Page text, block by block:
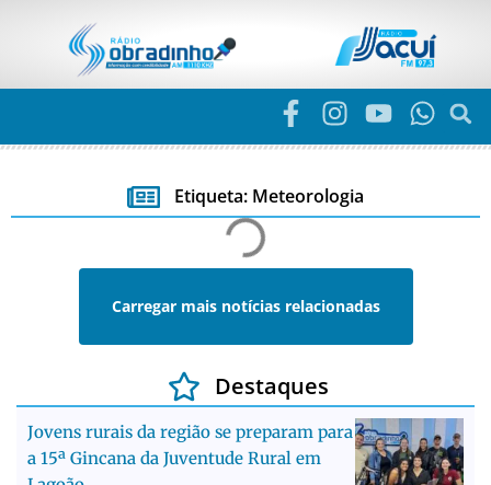
Etiqueta: Meteorologia
Carregar mais notícias relacionadas
Destaques
Jovens rurais da região se preparam para
a 15ª Gincana da Juventude Rural em